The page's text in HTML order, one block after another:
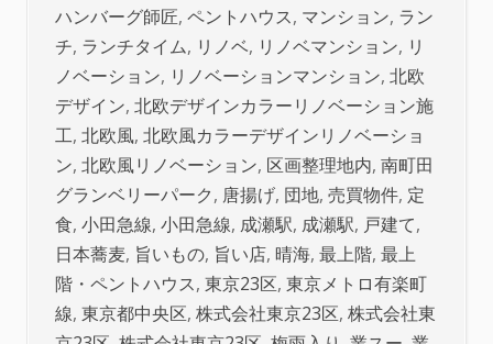
ハンバーグ師匠, ペントハウス, マンション, ラン
チ, ランチタイム, リノベ, リノベマンション, リ
ノベーション, リノベーションマンション, 北欧
デザイン, 北欧デザインカラーリノベーション施
工, 北欧風, 北欧風カラーデザインリノベーショ
ン, 北欧風リノベーション, 区画整理地内, 南町田
グランベリーパーク, 唐揚げ, 団地, 売買物件, 定
食, 小田急線, 小田急線, 成瀬駅, 成瀬駅, 戸建て,
日本蕎麦, 旨いもの, 旨い店, 晴海, 最上階, 最上
階・ペントハウス, 東京23区, 東京メトロ有楽町
線, 東京都中央区, 株式会社東京23区, 株式会社東